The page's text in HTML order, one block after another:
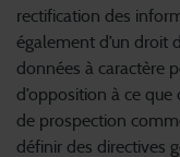
rectification des
également d’un droit
données à caractère
d’opposition à ce
de prospection
définir des directives